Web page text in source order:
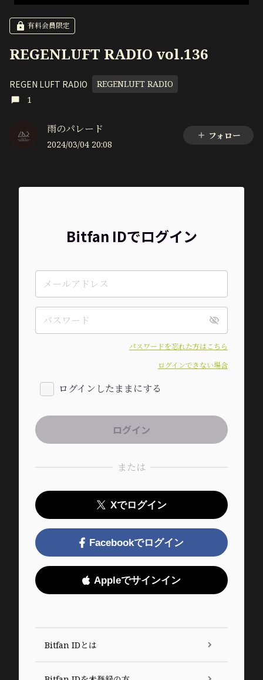
有料会員限定
REGENLUFT RADIO vol.136
REGEN LUFT RADIO
REGENLUFT RADIO
1
雨のパレード
2024/03/04 20:08
フォロー
Bitfan IDでログイン
パスワードを忘れた方はこちら
ログインできない場合
ログインしたままにする
または
Xでログイン
Facebookでログイン
Appleでサインイン
Bitfan IDとは